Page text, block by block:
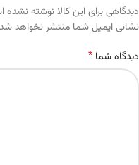
دیدگاهی برای این کالا نوشته
نشانی ایمیل شما منتشر نخواهد
دیدگاه شما *
Alternative: